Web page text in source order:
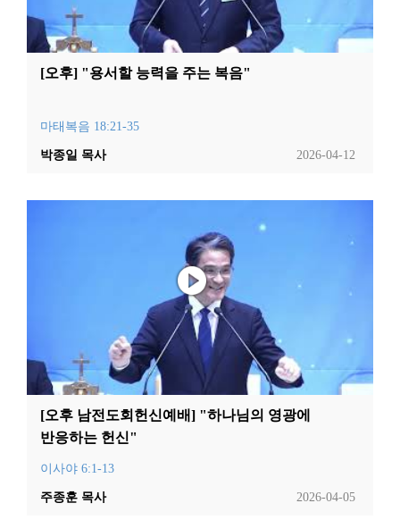
[오후] "용서할 능력을 주는 복음"
마태복음 18:21-35
2026-04-12
박종일 목사
[오후 남전도회헌신예배] "하나님의 영광에
반응하는 헌신"
이사야 6:1-13
2026-04-05
주종훈 목사